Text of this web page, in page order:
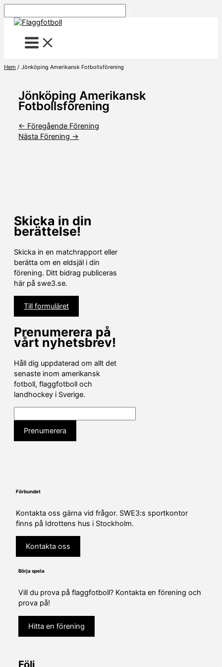
till
Hem Jönköping Amerikansk Fotbollsförening
Jönköping Amerikansk
Fotbollsförening
← Föregående Förening
Nästa Förening →
Skicka in din
berättelse!
Skicka in en matchrapport eller
berätta om en eldsjäl i din
förening. Ditt bidrag publiceras
här på swe3.se.
Till formuläret
Prenumerera på
vårt nyhetsbrev!
Håll dig uppdaterad om allt det
senaste inom amerikansk
fotboll, flaggfotboll och
landhockey i Sverige.
Förbundet
Kontakta oss gärna vid frågor. SWE3:s sportkontor
finns på Idrottens hus i Stockholm.
Kontakta oss
Börja spela
Vill du prova på flaggfotboll? Kontakta en förening och
prova på!
Hitta en förening